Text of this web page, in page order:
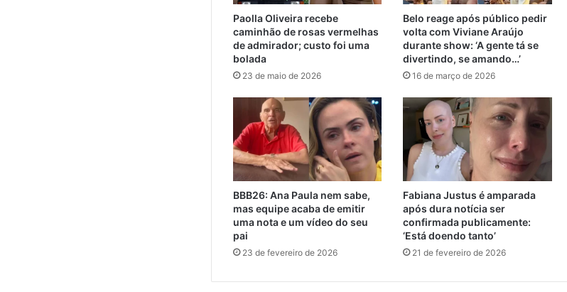
Paolla Oliveira recebe
caminhão de rosas vermelhas
de admirador; custo foi uma
bolada
23 de maio de 2026
Belo reage após público pedir
volta com Viviane Araújo
durante show: ‘A gente tá se
divertindo, se amando…’
16 de março de 2026
BBB26: Ana Paula nem sabe,
mas equipe acaba de emitir
uma nota e um vídeo do seu
pai
23 de fevereiro de 2026
Fabiana Justus é amparada
após dura notícia ser
confirmada publicamente:
‘Está doendo tanto’
21 de fevereiro de 2026